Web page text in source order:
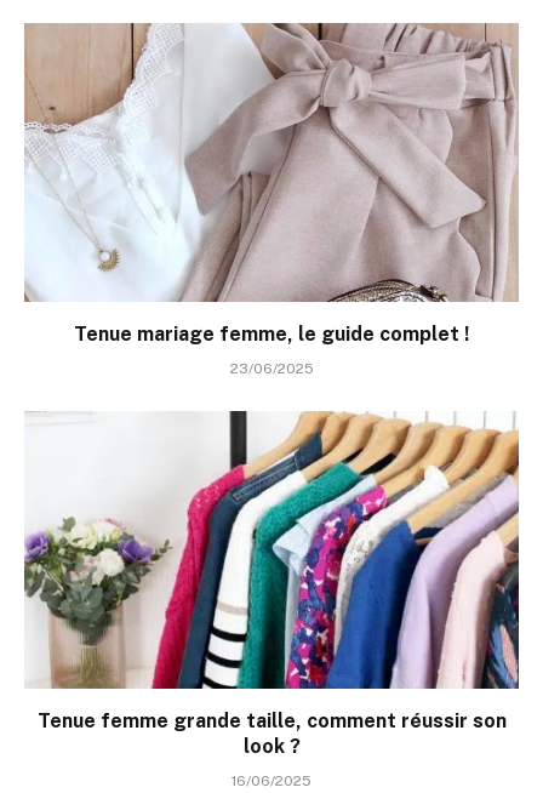
Tenue mariage femme, le guide complet !
23/06/2025
Tenue femme grande taille, comment réussir son
look ?
16/06/2025